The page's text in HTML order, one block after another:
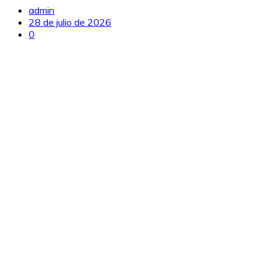
admin
28 de julio de 2026
0